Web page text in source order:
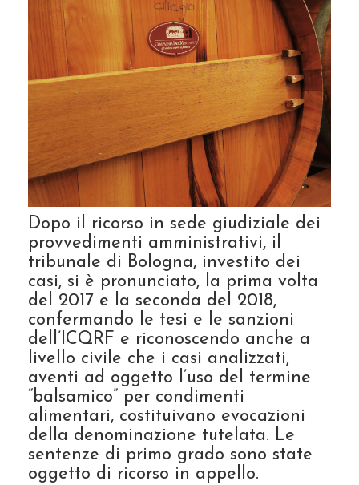
Dopo il ricorso in sede giudiziale dei
provvedimenti amministrativi, il
tribunale di Bologna, investito dei
casi, si è pronunciato, la prima volta
del 2017 e la seconda del 2018,
confermando le tesi e le sanzioni
dell’ICQRF e riconoscendo anche a
livello civile che i casi analizzati,
aventi ad oggetto l’uso del termine
“balsamico” per condimenti
alimentari, costituivano evocazioni
della denominazione tutelata. Le
sentenze di primo grado sono state
oggetto di ricorso in appello.